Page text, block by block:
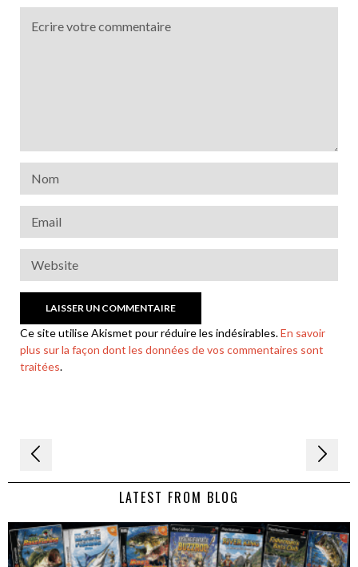
Ce site utilise Akismet pour réduire les indésirables.En savoir
plus sur la façon dont les données de vos commentaires sont
traitées.
Navigation
de LATEST FROM BLOG